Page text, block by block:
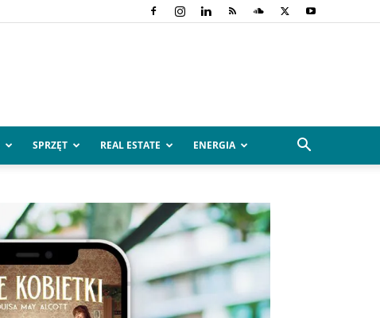
SPRZĘT REAL ESTATE ENERGIA